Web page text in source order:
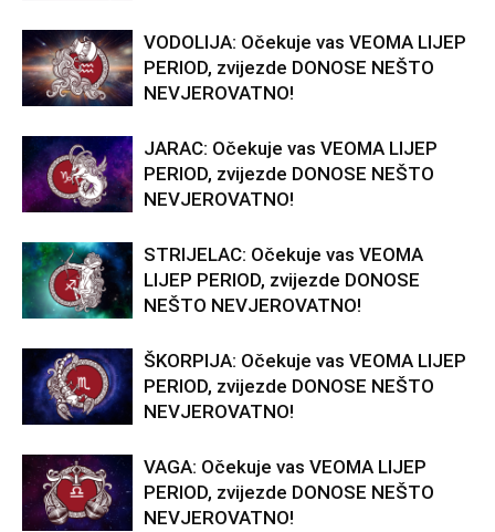
VODOLIJA: Očekuje vas VEOMA LIJEP
PERIOD, zvijezde DONOSE NEŠTO
NEVJEROVATNO!
JARAC: Očekuje vas VEOMA LIJEP
PERIOD, zvijezde DONOSE NEŠTO
NEVJEROVATNO!
STRIJELAC: Očekuje vas VEOMA
LIJEP PERIOD, zvijezde DONOSE
NEŠTO NEVJEROVATNO!
ŠKORPIJA: Očekuje vas VEOMA LIJEP
PERIOD, zvijezde DONOSE NEŠTO
NEVJEROVATNO!
VAGA: Očekuje vas VEOMA LIJEP
PERIOD, zvijezde DONOSE NEŠTO
NEVJEROVATNO!